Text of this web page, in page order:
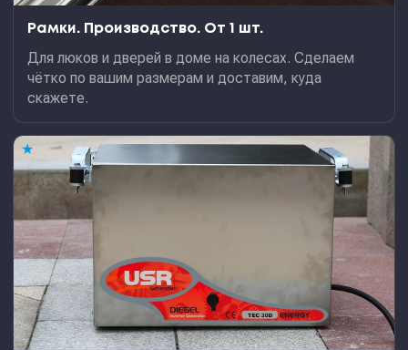
Рамки. Производство. От 1 шт.
Для люков и дверей в доме на колесах. Сделаем
чётко по вашим размерам и доставим, куда
скажете.
★